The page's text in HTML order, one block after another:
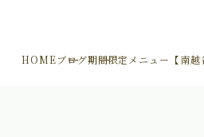
HOMEブログ期間限定メニュー【南越